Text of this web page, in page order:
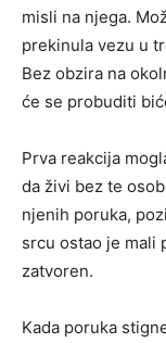
misli na njega.
prekinula vezu u
Bez obzira na
će se probuditi
Prva reakcija
da živi bez te
njenih poruka,
srcu ostao je mali
zatvoren.
Kada poruka